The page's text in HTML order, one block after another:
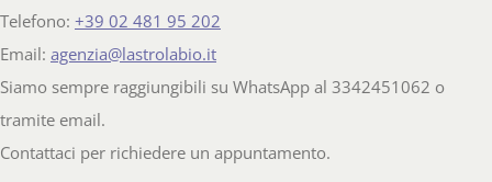
Telefono: +39 02 481 95 202
Email: agenzia@lastrolabio.it
Siamo sempre raggiungibili su WhatsApp al 3342451062 o
tramite email.
Contattaci per richiedere un appuntamento.